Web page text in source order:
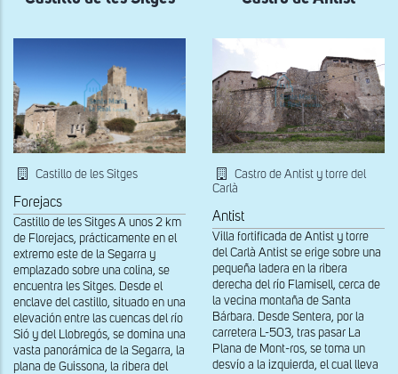
la
de
Tàrrega
Castillo de les Sitges
Forejacs
Castillo de les Sitges A unos 2 km
de Florejacs, prácticamente en el
extremo este de la Segarra y
emplazado sobre una colina, se
encuentra les Sitges. Desde el
enclave del castillo, situado en una
elevación entre las cuencas del río
Sió y del Llobregós, se domina una
vasta panorámica de la Segarra, la
plana de Guissona, la ribera del
Castro de Antist y torre del
Carlà
Antist
Villa fortificada de Antist y torre
del Carlà Antist se erige sobre una
pequeña ladera en la ribera
derecha del río Flamisell, cerca de
la vecina montaña de Santa
Bárbara. Desde Sentera, por la
carretera L-503, tras pasar La
Plana de Mont-ros, se toma un
desvío a la izquierda, el cual lleva